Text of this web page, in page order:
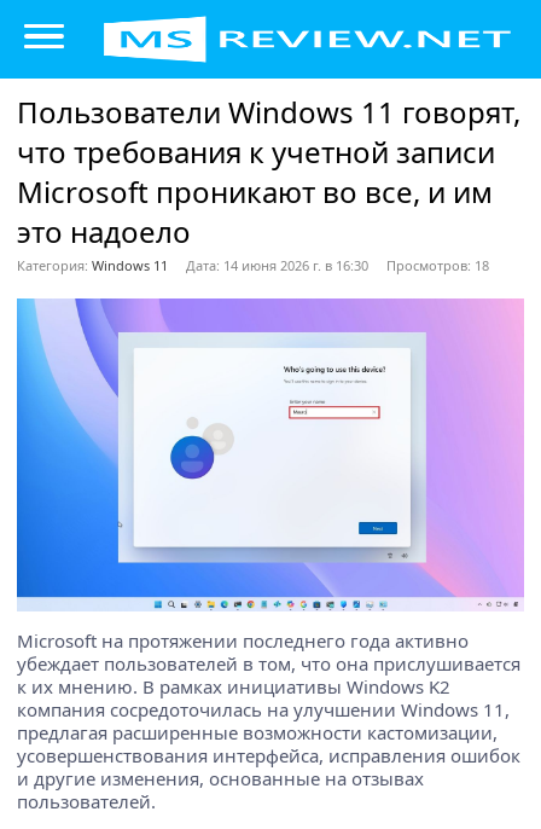
Пользователи Windows 11 говорят,
что требования к учетной записи
Microsoft проникают во все, и им
это надоело
Категория: Windows 11 Дата: 14 июня 2026 г. в 16:30 Просмотров: 18
Microsoft на протяжении последнего года активно
убеждает пользователей в том, что она прислушивается
к их мнению. В рамках инициативы Windows K2
компания сосредоточилась на улучшении Windows 11,
предлагая расширенные возможности кастомизации,
усовершенствования интерфейса, исправления ошибок
и другие изменения, основанные на отзывах
пользователей.